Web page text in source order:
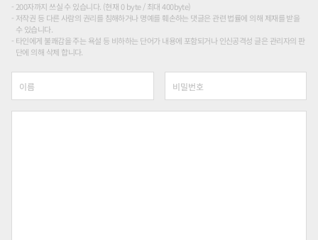
200자까지 쓰실 수 있습니다. (현재 0 byte / 최대 400byte)
저작권 등 다른 사람의 권리를 침해하거나 명예를 훼손하는 댓글은 관련 법률에 의해 제재를 받을
수 있습니다.
타인에게 불쾌감을 주는 욕설 등 비하하는 단어가 내용에 포함되거나 인신공격성 글은 관리자의 판
단에 의해 삭제 합니다.